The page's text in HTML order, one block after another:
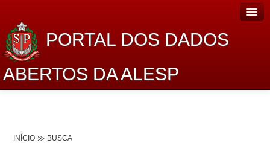
PORTAL DOS DADOS
ABERTOS DA ALESP
INÍCIO BUSCA